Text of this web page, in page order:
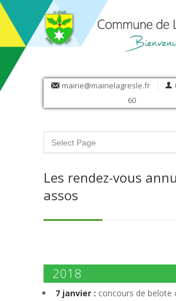
mairie@mairielagresle.fr
60
Les rendez-vous
assos
2018
7 janvier : concours de belote